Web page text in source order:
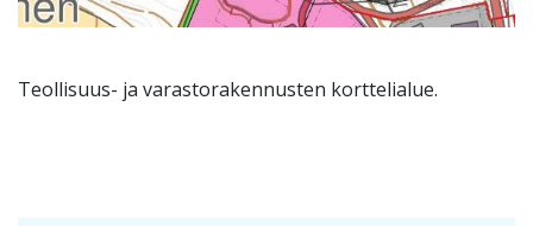
Teollisuus- ja varastorakennusten korttelialue.